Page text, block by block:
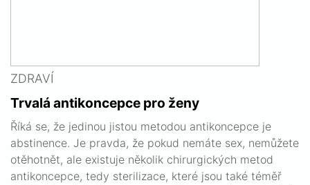
ZDRAVÍ
Trvalá antikoncepce pro ženy
Říká se, že jedinou jistou metodou antikoncepce je
abstinence. Je pravda, že pokud nemáte sex, nemůžete
otěhotnět, ale existuje několik chirurgických metod
antikoncepce, tedy sterilizace, které jsou také téměř